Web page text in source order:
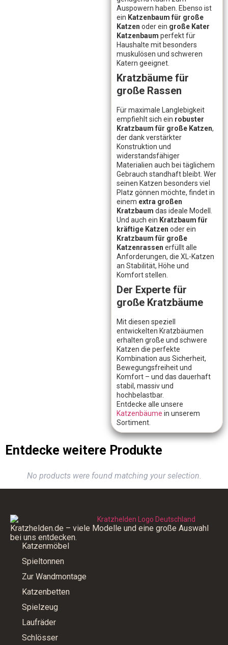
Auspowern haben. Ebenso ist
ein Katzenbaum für große
Katzen oder ein große Kater
Katzenbaum perfekt für
Haushalte mit besonders
muskulösen und schweren
Katern geeignet.
Kratzbäume für
große Rassen
Für maximale Langlebigkeit
empfiehlt sich ein robuster
Kratzbaum für große Katzen,
der dank verstärkter
Konstruktion und
widerstandsfähiger
Materialien auch bei täglichem
Gebrauch standhaft bleibt. Wer
seinen Katzen besonders viel
Platz gönnen möchte, findet in
einem extra großen
Kratzbaum das ideale Modell.
Und auch ein Kratzbaum für
kräftige Katzen oder ein
Kratzbaum für große
Katzenrassen erfüllt alle
Anforderungen, die XL-Katzen
an Stabilität, Höhe und
Komfort stellen.
Der Experte für
große Kratzbäume
Mit diesen speziell
entwickelten Kratzbäumen
erhalten große und schwere
Katzen die perfekte
Kombination aus Sicherheit,
Bewegungsfreiheit und
Komfort – und das dauerhaft
stabil, massiv und
hochbelastbar.
Entdecke alle unsere
Katzenbäume in unserem
Sortiment.
Entdecke weitere Produkte
No products were found matching your selection.
Kratzhelden.de – viele Modelle und eine große Auswahl
bei uns entdecken.
Katzenmöbel
Spieltonnen
Zur Wandmontage
Katzenbetten
Spielzeug
Laufräder
Schlösser